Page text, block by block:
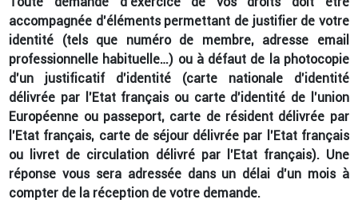
accompagnée d’éléments permettant de justifier de votre
identité (tels que numéro de membre, adresse email
professionnelle habituelle…) ou à défaut de la photocopie
d'un justificatif d'identité (carte nationale d'identité
délivrée par l'Etat français ou carte d'identité de l'union
Européenne ou passeport, carte de résident délivrée par
l'Etat français, carte de séjour délivrée par l'Etat français
ou livret de circulation délivré par l'Etat français). Une
réponse vous sera adressée dans un délai d'un mois à
compter de la réception de votre demande.